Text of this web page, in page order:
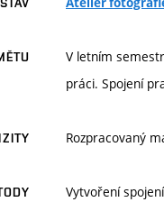
V letním
práci. Spojení
Rozpracovaný
Vytvoření